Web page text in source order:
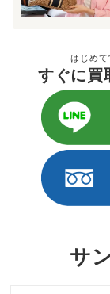
はじめて
すぐに買
サ